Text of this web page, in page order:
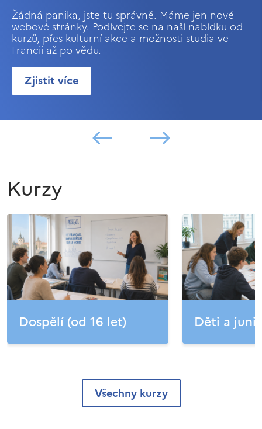
Žádná panika, jste tu správně. Máme jen nové
webové stránky. Podívejte se na naší nabídku od
kurzů, přes kulturní akce a možnosti studia ve
Francii až po vědu.
Zjistit více
Kurzy
Dospělí (od 16 let) Děti a
Všechny kurzy